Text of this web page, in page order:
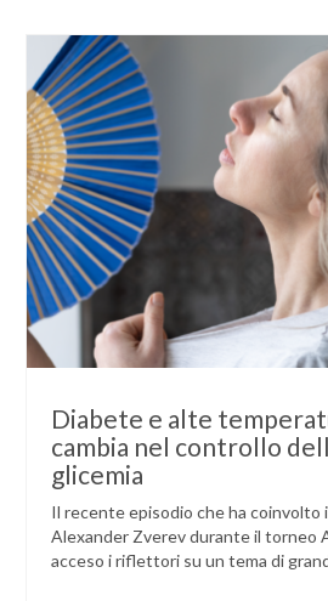
Diabete e alte
cambia nel controllo
glicemia
Il recente episodio che ha coinvolto
Alexander Zverev durante il torneo
acceso i riflettori su un tema di